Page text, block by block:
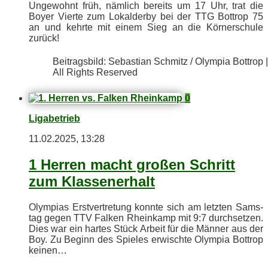
Un­ge­wohnt früh, näm­lich be­reits um 17 Uhr, trat die
Boy­er Vier­te zum Lo­kal­der­by bei der TTG Bot­trop 75
an und kehr­te mit ei­nem Sieg an die Kör­ner­schu­le
zurück!
Bei­trags­bild: Se­bas­ti­an Schmitz / Olym­pia Bot­trop |
All Rights Reserved
0
Ligabetrieb
11.02.2025, 13:28
1 Her­ren macht gro­ßen Schritt
zum Klassenerhalt
Olym­pi­as Erst­ver­tre­tung konn­te sich am letz­ten Sams­
tag ge­gen TTV Fal­ken Rhein­kamp mit 9:7 durch­set­zen.
Dies war ein har­tes Stück Ar­beit für die Män­ner aus der
Boy. Zu Be­ginn des Spie­les er­wisch­te Olym­pia Bot­trop
keinen…